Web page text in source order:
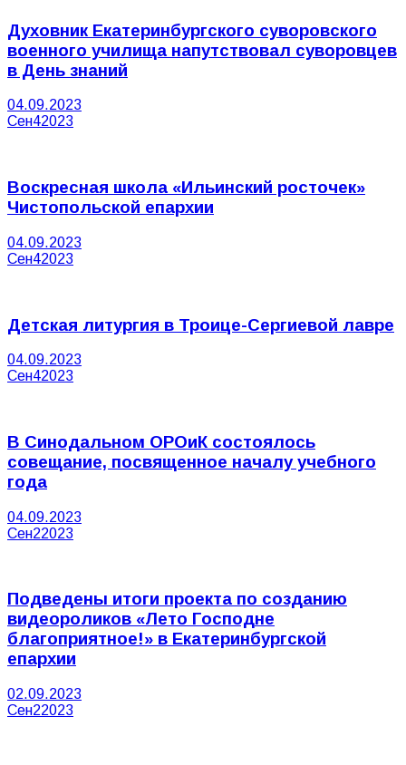
Духовник Екатеринбургского суворовского
военного училища напутствовал суворовцев
в День знаний
04.09.2023
Сен42023
Воскресная школа «Ильинский росточек»
Чистопольской епархии
04.09.2023
Сен42023
Детская литургия в Троице-Сергиевой лавре
04.09.2023
Сен42023
В Синодальном ОРОиК состоялось
совещание, посвященное началу учебного
года
04.09.2023
Сен22023
Подведены итоги проекта по созданию
видеороликов «Лето Господне
благоприятное!» в Екатеринбургской
епархии
02.09.2023
Сен22023